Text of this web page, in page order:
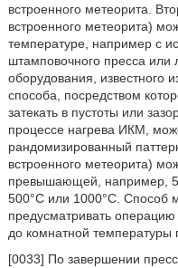
встроенного метеорита.
встроенного метеорита)
температуре, например с
штамповочного пресса или
оборудования, известного
способа, посредством
затекать в пустоты или
процессе нагрева ИКМ,
рандомизированный
встроенного метеорита)
превышающей, например,
500°С или 1000°С. Способ
предусматривать
до комнатной температуры
[0033] По завершении